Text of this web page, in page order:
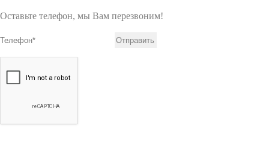
Оставьте телефон, мы Вам перезвоним!